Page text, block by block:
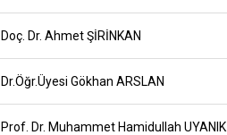
Doç. Dr. Ahmet ŞİRİNKAN
Dr.Öğr.Üyesi Gökhan ARSLAN
Prof. Dr. Muhammet Hamidullah UYANIK